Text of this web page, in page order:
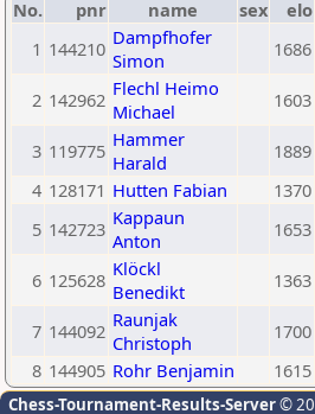
No. pnr name sex elo
1 144210 Dampfhofer
Simon
1686
2 142962 Flechl Heimo
Michael
1603
3 119775 Hammer
Harald
1889
4 128171 Hutten Fabian 1370
5 142723 Kappaun
Anton
1653
6 125628 Klöckl
Benedikt
1363
7 144092 Raunjak
Christoph
1700
8 144905 Rohr Benjamin 1615
Chess-Tournament-Results-Server©